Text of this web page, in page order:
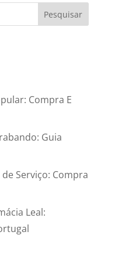
Compra E
Guia
Serviço: Compra
Leal: